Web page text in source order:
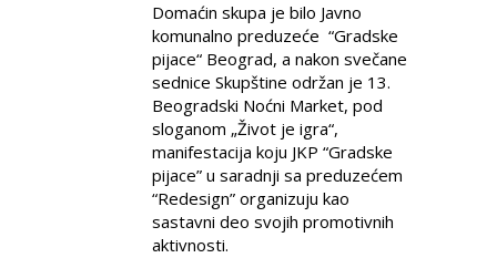
Domaćin skupa je bilo Javno
komunalno preduzeće “Gradske
pijace“ Beograd, a nakon svečane
sednice Skupštine održan je 13.
Beogradski Noćni Market, pod
sloganom „Život je igra“,
manifestacija koju JKP “Gradske
pijace” u saradnji sa preduzećem
“Redesign” organizuju kao
sastavni deo svojih promotivnih
aktivnosti.